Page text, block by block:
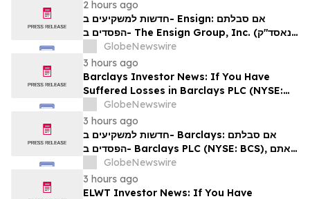
Rights
2 hours ago
חדשות למשקיעים ב- Ensign: אם סבלתם
הפסדים ב- The Ensign Group, Inc. (נאסד"ק:
ENSG), אתם מוזמנים ליצור קשר עם משרד רוזן
עורכי דין בנוגע לזכויותיכם
GlobeNewswire
3 hours ago
Barclays Investor News: If You Have
Suffered Losses in Barclays PLC (NYSE:
BCS), You Are Encouraged to Contact The
Rosen Law Firm About Your Rights
GlobeNewswire
3 hours ago
חדשות למשקיעים ב- Barclays: אם סבלתם
הפסדים ב- Barclays PLC (NYSE: BCS), אתם
מוזמנים ליצור קשר עם משרד רוזן עורכי דין בנוגע
לזכויותיכם
GlobeNewswire
3 hours ago
ELWT Investor News: If You Have